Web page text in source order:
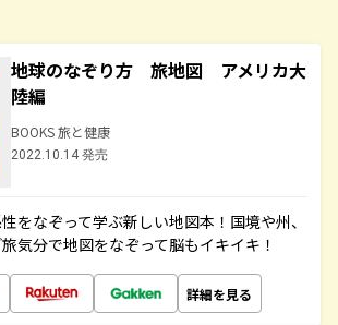
地球のなぞり方 旅地図 アメリカ大
陸編
BOOKS 旅と健康
2022.10.14 発売
をなぞって学ぶ新しい地図本！国境や州、
気分で地図をなぞって脳もイキイキ！
詳細を見る